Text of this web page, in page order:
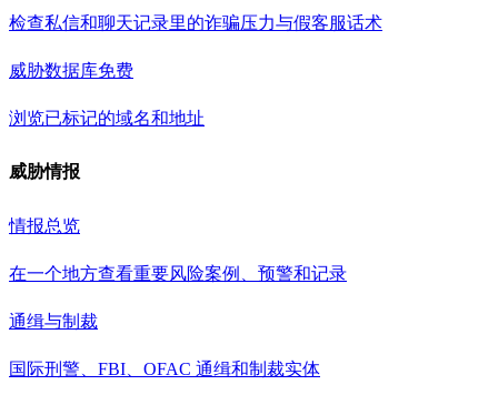
检查私信和聊天记录里的诈骗压力与假客服话术
威胁数据库免费
浏览已标记的域名和地址
威胁情报
情报总览
在一个地方查看重要风险案例、预警和记录
通缉与制裁
国际刑警、FBI、OFAC 通缉和制裁实体